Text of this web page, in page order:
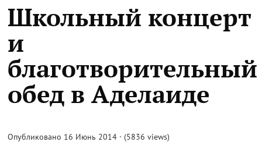
Школьный концерт
и
благотворительный
обед в Аделаиде
Опубликовано 16 Июнь 2014 · (5836 views)